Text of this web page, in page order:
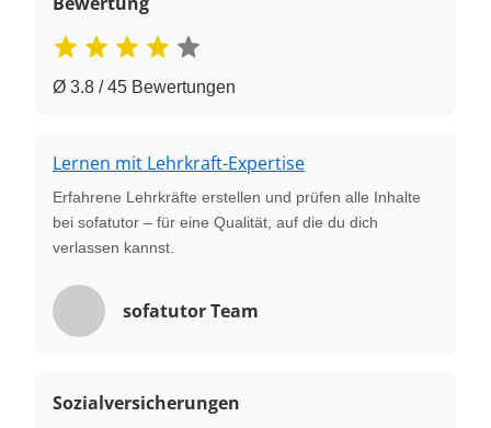
Ø 3.8 / 45 Bewertungen
Lernen mit Lehrkraft-Expertise
Erfahrene Lehrkräfte erstellen und prüfen alle Inhalte
bei sofatutor – für eine Qualität, auf die du dich
verlassen kannst.
sofatutor Team
Sozialversicherungen